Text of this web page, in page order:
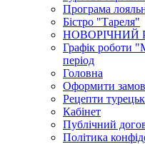
Програма
Бістро "Тареля"
НОВОРІЧНИЙ
Графік роботи
період
Головна
Оформити
Рецепти
Кабінет
Публічний
Політика